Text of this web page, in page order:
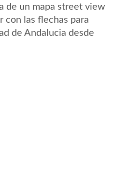
de un mapa street view
con las flechas para
de Andalucia desde